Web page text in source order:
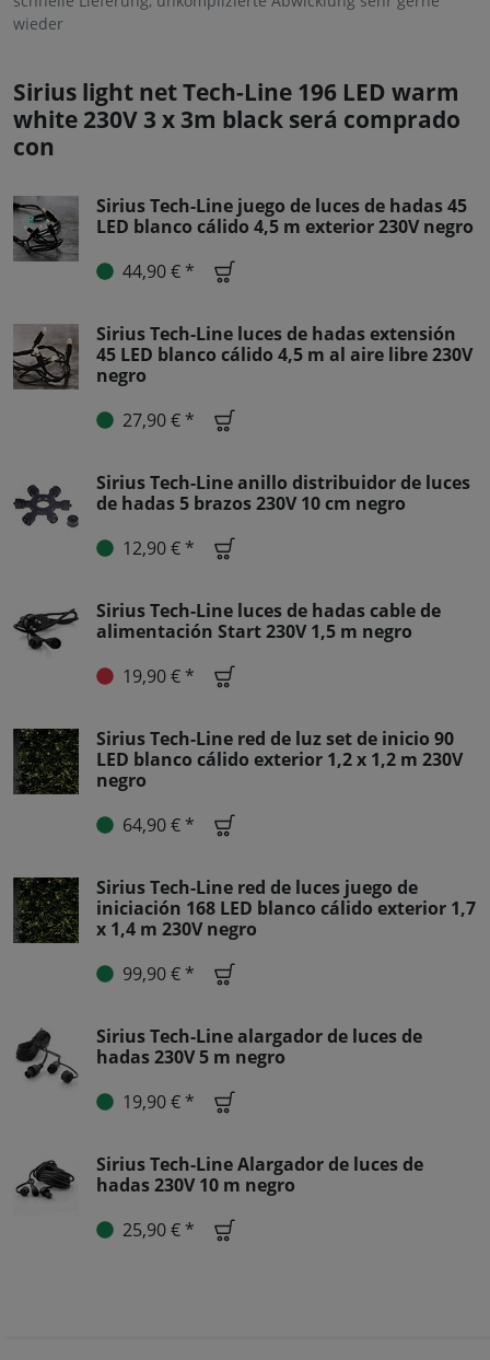
wieder
Sirius light net Tech-Line 196 LED warm
white 230V 3 x 3m black será comprado
con
Sirius Tech-Line juego de luces de hadas 45
LED blanco cálido 4,5 m exterior 230V negro
44,90 € *
Sirius Tech-Line luces de hadas extensión
45 LED blanco cálido 4,5 m al aire libre 230V
negro
27,90 € *
Sirius Tech-Line anillo distribuidor de luces
de hadas 5 brazos 230V 10 cm negro
12,90 € *
Sirius Tech-Line luces de hadas cable de
alimentación Start 230V 1,5 m negro
19,90 € *
Sirius Tech-Line red de luz set de inicio 90
LED blanco cálido exterior 1,2 x 1,2 m 230V
negro
64,90 € *
Sirius Tech-Line red de luces juego de
iniciación 168 LED blanco cálido exterior 1,7
x 1,4 m 230V negro
99,90 € *
Sirius Tech-Line alargador de luces de
hadas 230V 5 m negro
19,90 € *
Sirius Tech-Line Alargador de luces de
hadas 230V 10 m negro
25,90 € *